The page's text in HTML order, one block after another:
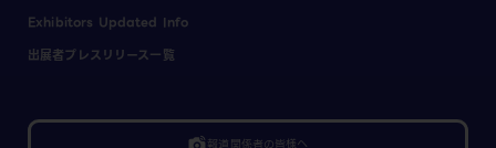
Exhibitors Updated Info
出展者プレスリリース一覧
報道関係者の皆様へ